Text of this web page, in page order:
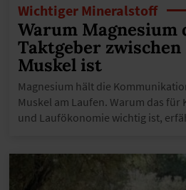
Wichtiger Mineralstoff
Warum Magnesium
Taktgeber
Muskel ist
Magnesium hält die
Muskel am Laufen. Warum das
und Laufökonomie wichtig ist,